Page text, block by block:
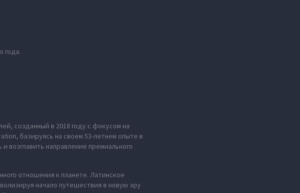
года.
созданный в 2018 году с фокусом на
базируясь на своем 53-летнем опыте в
возглавить направление премиального
отношения к планете. Латинское
начало путешествия в новую эру